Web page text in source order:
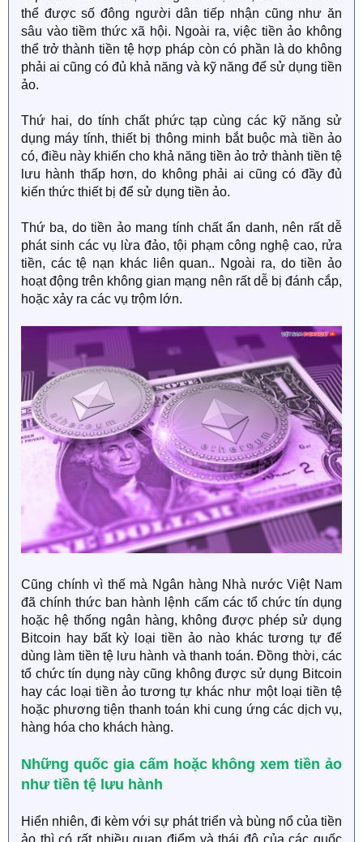
thể được số đông người dân tiếp nhận cũng như ăn
sâu vào tiềm thức xã hội. Ngoài ra, việc tiền ảo không
thể trở thành tiền tệ hợp pháp còn có phần là do không
phải ai cũng có đủ khả năng và kỹ năng để sử dụng tiền
ảo.
Thứ hai, do tính chất phức tạp cùng các kỹ năng sử
dụng máy tính, thiết bị thông minh bắt buộc mà tiền ảo
có, điều này khiến cho khả năng tiền ảo trở thành tiền tệ
lưu hành thấp hơn, do không phải ai cũng có đầy đủ
kiến thức thiết bị để sử dụng tiền ảo.
Thứ ba, do tiền ảo mang tính chất ẩn danh, nên rất dễ
phát sinh các vụ lừa đảo, tội phạm công nghệ cao, rửa
tiền, các tệ nạn khác liên quan.. Ngoài ra, do tiền ảo
hoạt động trên không gian mạng nên rất dễ bị đánh cắp,
hoặc xảy ra các vụ trộm lớn.
Cũng chính vì thế mà Ngân hàng Nhà nước Việt Nam
đã chính thức ban hành lệnh cấm các tổ chức tín dụng
hoặc hệ thống ngân hàng, không được phép sử dụng
Bitcoin hay bất kỳ loại tiền ảo nào khác tương tự để
dùng làm tiền tệ lưu hành và thanh toán. Đồng thời, các
tổ chức tín dụng này cũng không được sử dụng Bitcoin
hay các loại tiền ảo tương tự khác như một loại tiền tệ
hoặc phương tiện thanh toán khi cung ứng các dịch vụ,
hàng hóa cho khách hàng.
Những quốc gia cấm hoặc không xem tiền ảo
như tiền tệ lưu hành
Hiển nhiên, đi kèm với sự phát triển và bùng nổ của tiền
ảo thì có rất nhiều quan điểm và thái độ của các quốc